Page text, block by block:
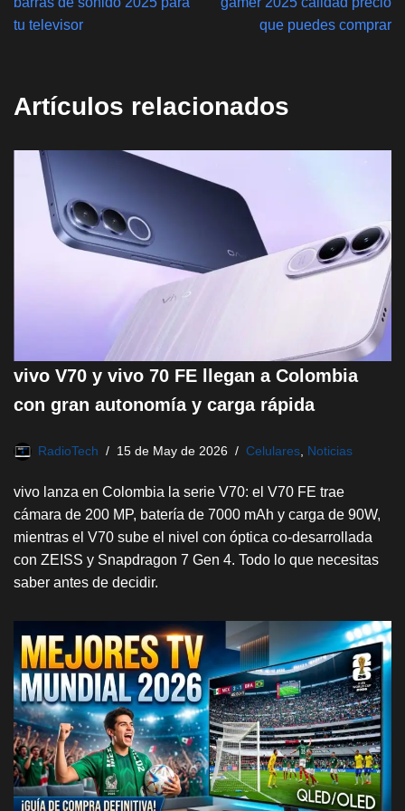
tu televisor
que puedes comprar
Artículos relacionados
vivo V70 y vivo 70 FE llegan a Colombia
con gran autonomía y carga rápida
RadioTech 15 de May de 2026 Celulares, Noticias
vivo lanza en Colombia la serie V70: el V70 FE trae
cámara de 200 MP, batería de 7000 mAh y carga de 90W,
mientras el V70 sube el nivel con óptica co-desarrollada
con ZEISS y Snapdragon 7 Gen 4. Todo lo que necesitas
saber antes de decidir.